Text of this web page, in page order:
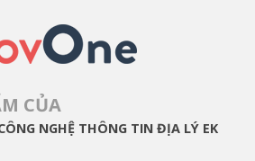
CỦA
NGHỆ THÔNG TIN ĐỊA LÝ EK